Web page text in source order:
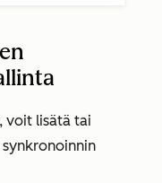
voit lisätä tai